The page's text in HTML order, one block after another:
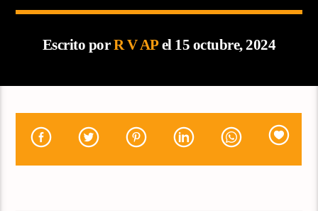
Escrito porR V APel 15 octubre, 2024